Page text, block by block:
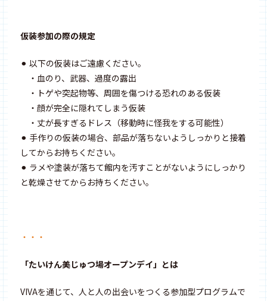
仮装参加の際の規定
⚫︎ 以下の仮装はご遠慮ください。
・血のり、武器、過度の露出
・トゲや突起物等、周囲を傷つける恐れのある仮装
・顔が完全に隠れてしまう仮装
・丈が長すぎるドレス（移動時に怪我をする可能性）
⚫︎ 手作りの仮装の場合、部品が落ちないようしっかりと接着
してからお持ちください。
⚫︎ ラメや塗装が落ちて館内を汚すことがないようにしっかり
と乾燥させてからお持ちください。
・・・
「たいけん美じゅつ場オープンデイ」とは
VIVAを通じて、人と人の出会いをつくる参加型プログラムで